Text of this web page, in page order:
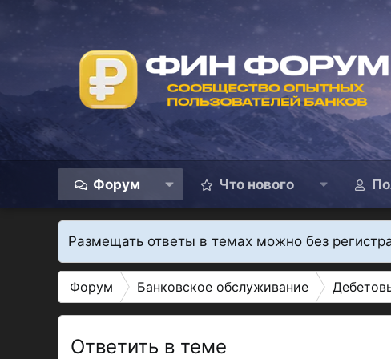
Форум Что нового
Размещать ответы в темах можно без
Форум Банковское обслуживание
Ответить в теме